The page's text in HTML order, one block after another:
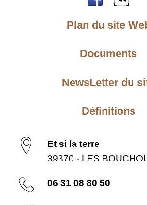
Plan du site
Documents
NewsLetter du
Définitions
Et si la terre
39370 - LES
06 31 08 80 50